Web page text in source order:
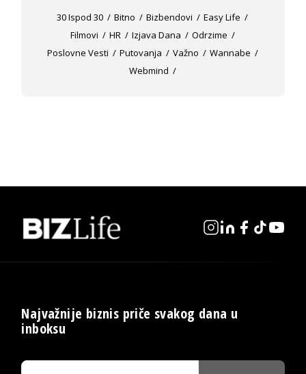
30 Ispod 30 Bitno Bizbendovi
Easy Life
Filmovi
HR Izjava Dana
Odrzime
Poslovne Vesti
Putovanja Važno
Wannabe
Webmind
Najvažnije biznis priče svakog dana u
inboksu